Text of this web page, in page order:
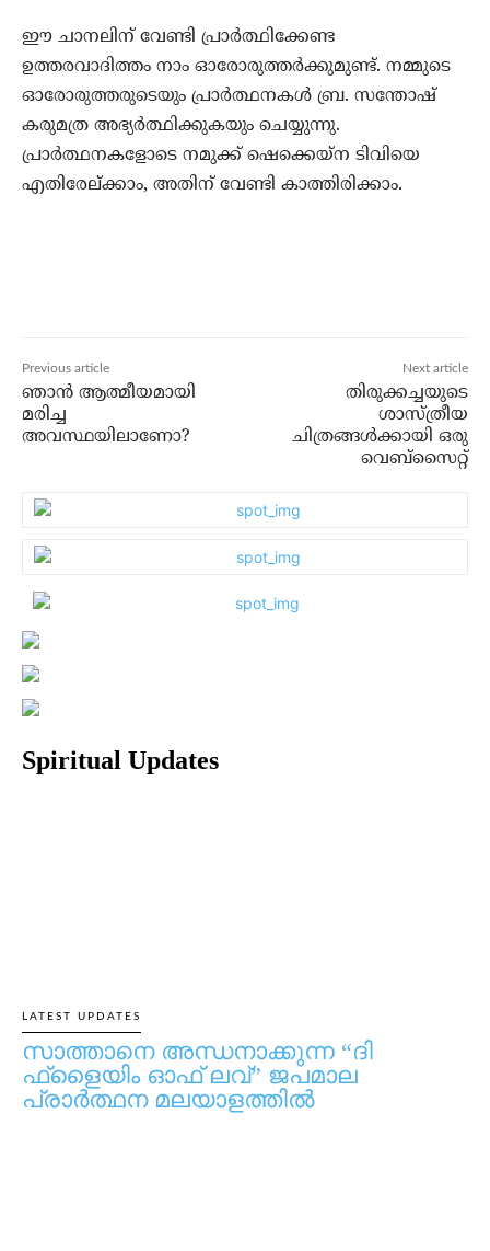
ഈ ചാനലിന് വേണ്ടി പ്രാര്‍ത്ഥിക്കേണ്ട
ഉത്തരവാദിത്തം നാം ഓരോരുത്തര്‍ക്കുമുണ്ട്. നമ്മുടെ
ഓരോരുത്തരുടെയും പ്രാര്‍ത്ഥനകള്‍ ബ്ര. സന്തോഷ്
കരുമത്ര അഭ്യര്‍ത്ഥിക്കുകയും ചെയ്യുന്നു.
പ്രാര്‍ത്ഥനകളോടെ നമുക്ക് ഷെക്കെയ്‌ന ടിവിയെ
എതിരേല്ക്കാം, അതിന് വേണ്ടി കാത്തിരിക്കാം.
Previous article
ഞാന്‍ ആത്മീയമായി
മരിച്ച
അവസ്ഥയിലാണോ?
Next article
തിരുക്കച്ചയുടെ
ശാസ്ത്രീയ
ചിത്രങ്ങള്‍ക്കായി ഒരു
വെബ്‌സൈറ്റ്
Spiritual Updates
LATEST UPDATES
സാത്താനെ അന്ധനാക്കുന്ന “ദി
ഫ്‌ളൈയിം ഓഫ് ലവ്” ജപമാല
പ്രാർത്ഥന മലയാളത്തിൽ